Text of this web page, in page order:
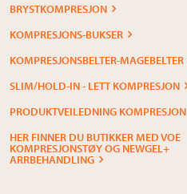
BRYSTKOMPRESJON
KOMPRESJONS-BUKSER
KOMPRESJONSBELTER-MAGEBELTER
SLIM/HOLD-IN - LETT KOMPRESJON
PRODUKTVEILEDNING KOMPRESJON
HER FINNER DU BUTIKKER MED VOE
KOMPRESJONSTØY OG NEWGEL+
ARRBEHANDLING